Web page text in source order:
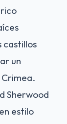
castillos
un
Sherwood
estilo